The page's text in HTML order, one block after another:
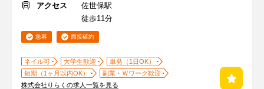
アクセス
佐世保駅
徒歩11分
急募 面接確約
ネイル可 大学生歓迎
単発（1日OK）
短期（1ヶ月以内OK）
副業・Ｗワーク歓迎
株式会社りらくの求人一覧を見る